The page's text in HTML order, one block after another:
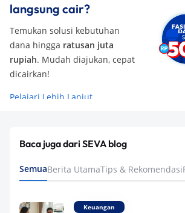
langsung cair?
Temukan solusi kebutuhan
dana hingga ratusan juta
rupiah. Mudah diajukan, cepat
dicairkan!
Pelajari Lebih Lanjut
Baca juga dari SEVA blog
SemuaBerita UtamaTips & Rekomendasi
Keuangan